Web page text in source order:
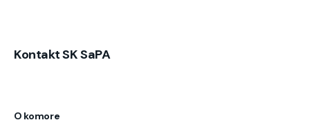
Kontakt SK SaPA
O komore